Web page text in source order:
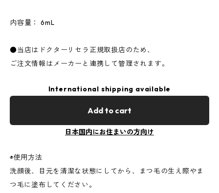
内容量： 6mL
●当店はドクターリセラ正規取扱店のため、
ご注文情報はメーカーと連携して管理されます。
International shipping available
Add to cart
日本国内にお住まいの方向け
◉使用方法
洗顔後、目元を清潔な状態にしてから、まつ毛の生え際やま
つ毛に塗布してください。